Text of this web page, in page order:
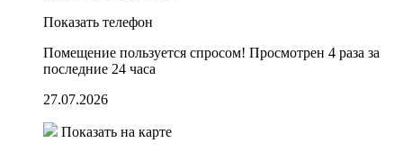
Показать телефон
Помещение пользуется спросом! Просмотрен 4 раза за
последние 24 часа
27.07.2026
Показать на карте